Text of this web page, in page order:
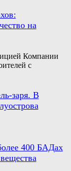
на
Компании
с
заря. В
400 БАДах